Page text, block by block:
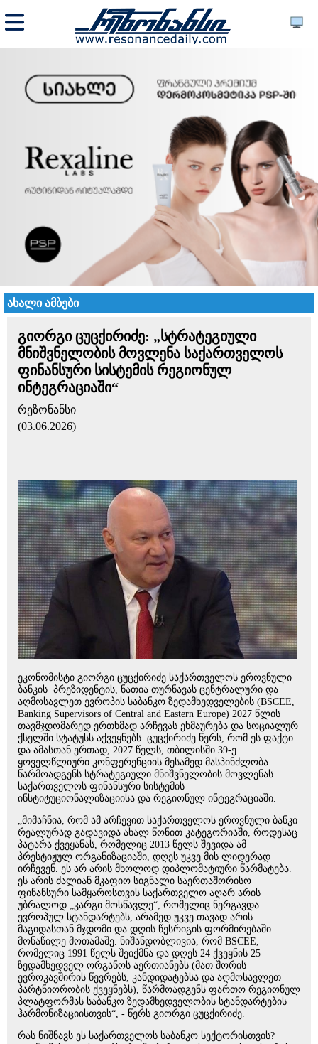
ახალი ამბები
გიორგი ცუცქირიძე: „სტრატეგიული
მნიშვნელობის მოვლენა საქართველოს
ფინანსური სისტემის რეგიონულ
ინტეგრაციაში“
რეზონანსი
(03.06.2026)
ეკონომისტი გიორგი ცუცქირიძე საქართველოს ეროვნული
ბანკის პრეზიდენტის, ნათია თურნავას ცენტრალური და
აღმოსავლეთ ევროპის საბანკო ზედამხედველების (BSCEE,
Banking Supervisors of Central and Eastern Europe) 2027 წლის
თავმჯდომარედ ერთხმად არჩევას ეხმაურება და სოციალურ
ქსელში სტატუსს აქვეყნებს. ცუცქირიძე წერს, რომ ეს ფაქტი
და ამასთან ერთად, 2027 წელს, თბილისში 39-ე
ყოველწლიური კონფერენციის მესამედ მასპინძლობა
წარმოადგენს სტრატეგიული მნიშვნელობის მოვლენას
საქართველოს ფინანსური სისტემის
ინსტიტუციონალიზაციისა და რეგიონულ ინტეგრაციაში.
„მიმაჩნია, რომ ამ არჩევით საქართველოს ეროვნული ბანკი
რეალურად გადავიდა ახალ წონით კატეგორიაში, როდესაც
პატარა ქვეყანას, რომელიც 2013 წელს შევიდა ამ
პრესტიჟულ ორგანიზაციაში, დღეს უკვე მის ლიდერად
ირჩევენ. ეს არ არის მხოლოდ დიპლომატიური წარმატება.
ეს არის ძალიან მკაფიო სიგნალი საერთაშორისო
ფინანსური სამყაროსთვის საქართველო აღარ არის
უბრალოდ „კარგი მოსწავლე“, რომელიც ნერგავდა
ევროპულ სტანდარტებს, არამედ უკვე თავად არის
მაგიდასთან მჯდომი და დღის წესრიგის ფორმირებაში
მონაწილე მოთამაშე. ნიშანდობლივია, რომ BSCEE,
რომელიც 1991 წელს შეიქმნა და დღეს 24 ქვეყნის 25
ზედამხედველ ორგანოს აერთიანებს (მათ შორის
ევროკავშირის წევრებს, კანდიდატებსა და აღმოსავლეთ
პარტნიორობის ქვეყნებს), წარმოადგენს ფართო რეგიონულ
პლატფორმას საბანკო ზედამხედველობის სტანდარტების
ჰარმონიზაციისთვის“, - წერს გიორგი ცუცქირიძე.
რას ნიშნავს ეს საქართველოს საბანკო სექტორისთვის?